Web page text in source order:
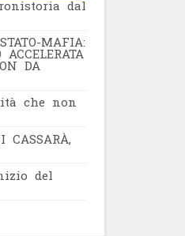
dal
MAFIA:
DA
che non
CASSARÀ,
del